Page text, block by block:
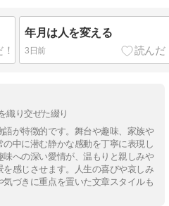
年月は人を変える
3日前
織り交ぜた綴り
が特徴的です。舞台や趣味、家族や
中に潜む静かな感動を丁寧に表現し
への深い愛情が、温もりと親しみや
感じさせます。人生の喜びや哀しみ
づきに重点を置いた文章スタイルも